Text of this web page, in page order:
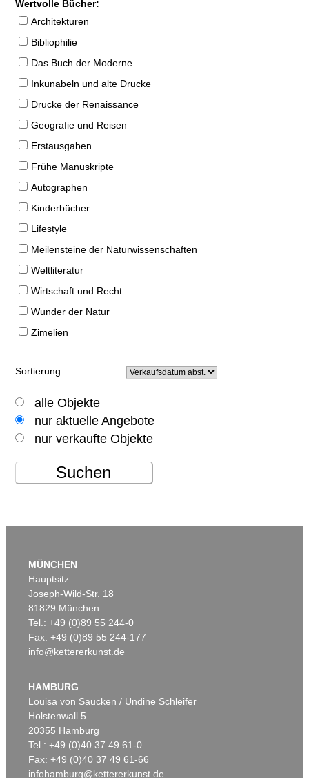
Wertvolle Bücher:
Architekturen
Bibliophilie
Das Buch der Moderne
Inkunabeln und alte Drucke
Drucke der Renaissance
Geografie und Reisen
Erstausgaben
Frühe Manuskripte
Autographen
Kinderbücher
Lifestyle
Meilensteine der Naturwissenschaften
Weltliteratur
Wirtschaft und Recht
Wunder der Natur
Zimelien
Sortierung:
alle Objekte
nur aktuelle Angebote
nur verkaufte Objekte
Suchen
MÜNCHEN
Hauptsitz
Joseph-Wild-Str. 18
81829 München
Tel.: +49 (0)89 55 244-0
Fax: +49 (0)89 55 244-177
info@kettererkunst.de
HAMBURG
Louisa von Saucken / Undine Schleifer
Holstenwall 5
20355 Hamburg
Tel.: +49 (0)40 37 49 61-0
Fax: +49 (0)40 37 49 61-66
infohamburg@kettererkunst.de